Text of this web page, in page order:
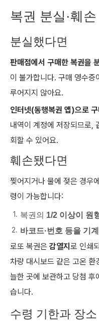
복권 분실·훼
분실했다면
판매점에서 구매한 복권을
이 불가합니다. 구매 영수증
루어지지 않아요.
인터넷(동행복권 앱)으로
내역이 계정에 저장되므로,
회할 수 있어요.
훼손됐다면
찢어지거나 물에 젖은 경우
령이 가능합니다:
복권의 1/2 이상이 원
바코드·번호 등을 기
로또 복권은 감열지 로 인쇄
차량 대시보드 같은 고온 환
늘한 곳에 보관하고 당첨 후
습니다.
수령 기한과 장소